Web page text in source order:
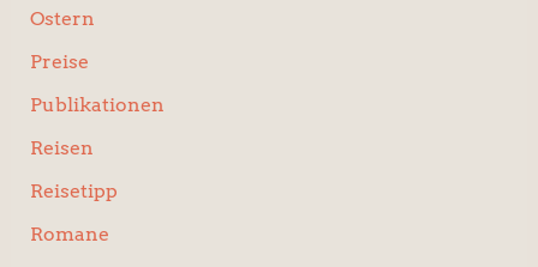
Ostern
Preise
Publikationen
Reisen
Reisetipp
Romane